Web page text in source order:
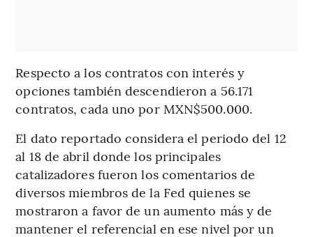
Respecto a los contratos con interés y
opciones también descendieron a 56.171
contratos, cada uno por MXN$500.000.
El dato reportado considera el periodo del 12
al 18 de abril donde los principales
catalizadores fueron los comentarios de
diversos miembros de la Fed quienes se
mostraron a favor de un aumento más y de
mantener el referencial en ese nivel por un